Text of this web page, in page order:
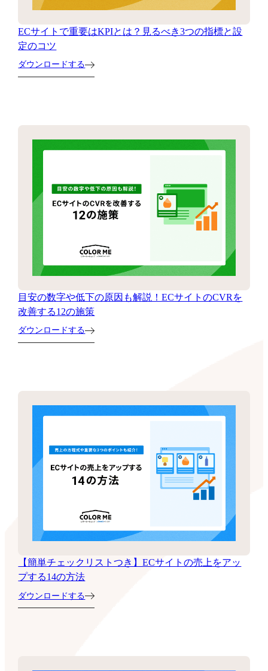
ECサイトで重要はKPIとは？見るべき3つの指標と設
定のコツ
ダウンロードする
目安の数字や低下の原因も解説！ECサイトのCVRを
改善する12の施策
ダウンロードする
【簡単チェックリストつき】ECサイトの売上をアッ
プする14の方法
ダウンロードする